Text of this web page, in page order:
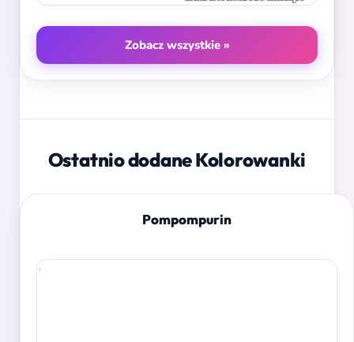
Zobacz wszystkie »
Ostatnio dodane Kolorowanki
Pompompurin